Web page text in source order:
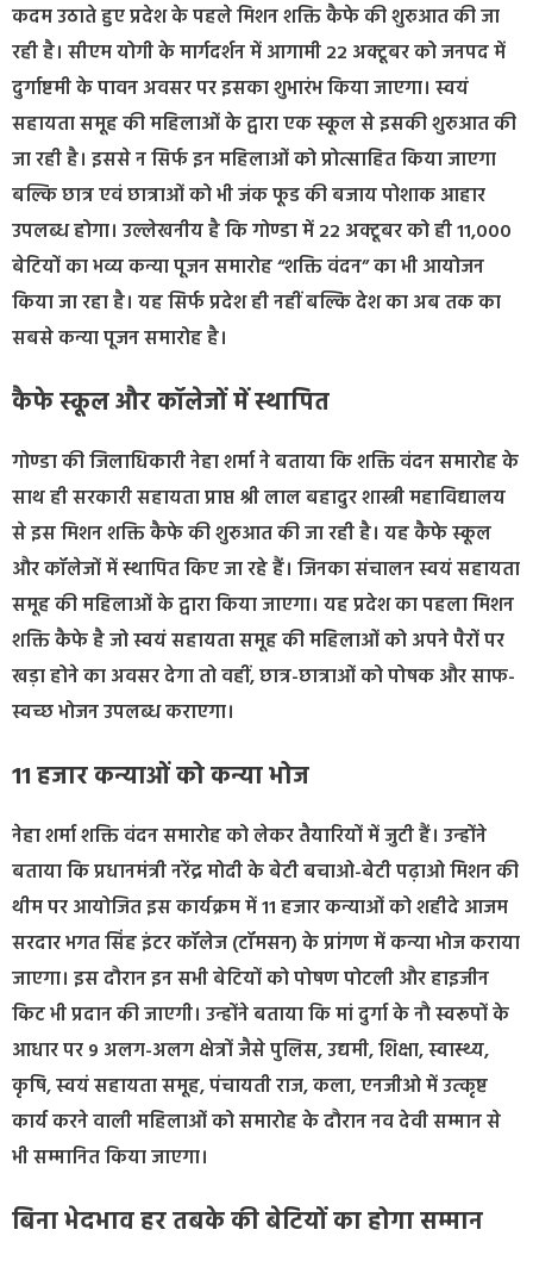
कदम उठाते हुए प्रदेश के पहले मिशन शक्ति कैफे की शुरुआत की जा
रही है। सीएम योगी के मार्गदर्शन में आगामी 22 अक्टूबर को जनपद में
दुर्गाष्टमी के पावन अवसर पर इसका शुभारंभ किया जाएगा। स्वयं
सहायता समूह की महिलाओं के द्वारा एक स्कूल से इसकी शुरुआत की
जा रही है। इससे न सिर्फ इन महिलाओं को प्रोत्साहित किया जाएगा
बल्कि छात्र एवं छात्राओं को भी जंक फूड की बजाय पोशाक आहार
उपलब्ध होगा। उल्लेखनीय है कि गोण्डा में 22 अक्टूबर को ही 11,000
बेटियों का भव्य कन्या पूजन समारोह “शक्ति वंदन” का भी आयोजन
किया जा रहा है। यह सिर्फ प्रदेश ही नहीं बल्कि देश का अब तक का
सबसे कन्या पूजन समारोह है।
कैफे स्कूल और कॉलेजों में स्थापित
गोण्डा की जिलाधिकारी नेहा शर्मा ने बताया कि शक्ति वंदन समारोह के
साथ ही सरकारी सहायता प्राप्त श्री लाल बहादुर शास्त्री महाविद्यालय
से इस मिशन शक्ति कैफे की शुरुआत की जा रही है। यह कैफे स्कूल
और कॉलेजों में स्थापित किए जा रहे हैं। जिनका संचालन स्वयं सहायता
समूह की महिलाओं के द्वारा किया जाएगा। यह प्रदेश का पहला मिशन
शक्ति कैफे है जो स्वयं सहायता समूह की महिलाओं को अपने पैरों पर
खड़ा होने का अवसर देगा तो वहीं, छात्र-छात्राओं को पोषक और साफ-
स्वच्छ भोजन उपलब्ध कराएगा।
11 हजार कन्याओं को कन्या भोज
नेहा शर्मा शक्ति वंदन समारोह को लेकर तैयारियों में जुटी हैं। उन्होंने
बताया कि प्रधानमंत्री नरेंद्र मोदी के बेटी बचाओ-बेटी पढ़ाओ मिशन की
थीम पर आयोजित इस कार्यक्रम में 11 हजार कन्याओं को शहीदे आजम
सरदार भगत सिंह इंटर कॉलेज (टॉमसन) के प्रांगण में कन्या भोज कराया
जाएगा। इस दौरान इन सभी बेटियों को पोषण पोटली और हाइजीन
किट भी प्रदान की जाएगी। उन्होंने बताया कि मां दुर्गा के नौ स्वरूपों के
आधार पर 9 अलग-अलग क्षेत्रों जैसे पुलिस, उद्यमी, शिक्षा, स्वास्थ्य,
कृषि, स्वयं सहायता समूह, पंचायती राज, कला, एनजीओ में उत्कृष्ट
कार्य करने वाली महिलाओं को समारोह के दौरान नव देवी सम्मान से
भी सम्मानित किया जाएगा।
बिना भेदभाव हर तबके की बेटियों का होगा सम्मान